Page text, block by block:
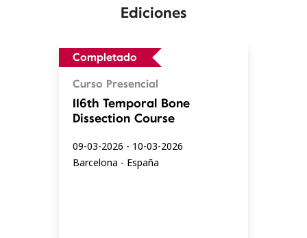
Ediciones
Completado
Curso Presencial
116th Temporal Bone
Dissection Course
09-03-2026 - 10-03-2026
Barcelona - España